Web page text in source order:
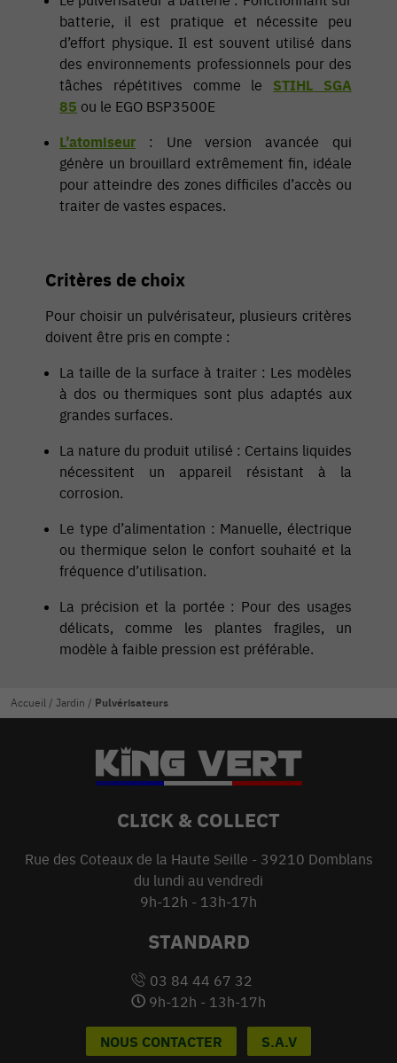
batterie, il est pratique et nécessite peu
d’effort physique. Il est souvent utilisé dans
des environnements professionnels pour des
tâches répétitives comme le STIHL SGA
85 ou le EGO BSP3500E
L’atomiseur : Une version avancée qui
génère un brouillard extrêmement fin, idéale
pour atteindre des zones difficiles d’accès ou
traiter de vastes espaces.
Critères de choix
Pour choisir un pulvérisateur, plusieurs critères
doivent être pris en compte :
La taille de la surface à traiter : Les modèles
à dos ou thermiques sont plus adaptés aux
grandes surfaces.
La nature du produit utilisé : Certains liquides
nécessitent un appareil résistant à la
corrosion.
Le type d’alimentation : Manuelle, électrique
ou thermique selon le confort souhaité et la
fréquence d’utilisation.
La précision et la portée : Pour des usages
délicats, comme les plantes fragiles, un
modèle à faible pression est préférable.
Accueil / Jardin / Pulvérisateurs
CLICK & COLLECT
Rue des Coteaux de la Haute Seille - 39210 Domblans
du lundi au vendredi
9h-12h - 13h-17h
STANDARD
03 84 44 67 32
9h-12h - 13h-17h
NOUS CONTACTER S.A.V